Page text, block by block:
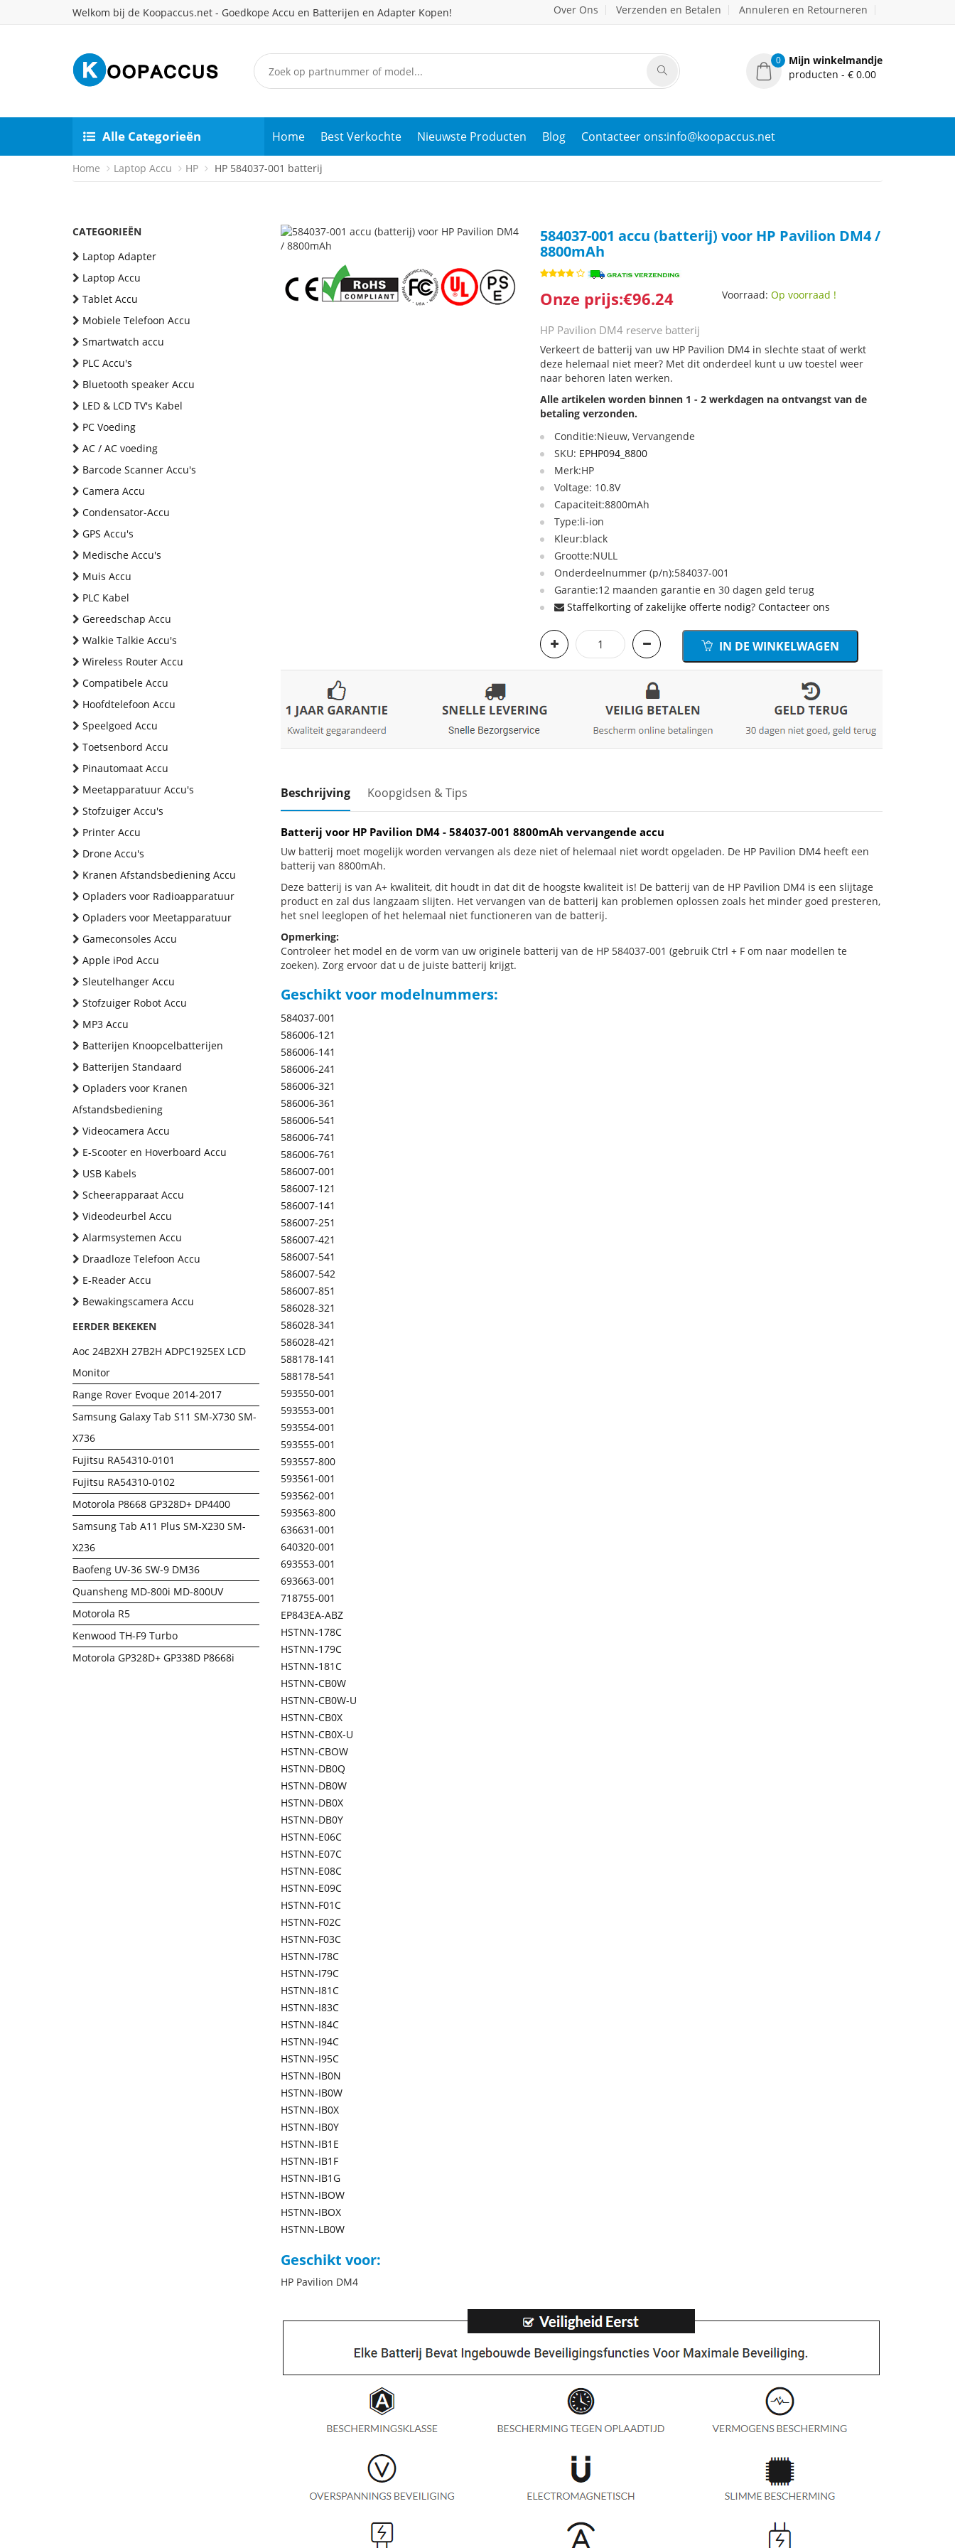
Welkom bij de Koopaccus.net - Goedkope Accu en Batterijen en Adapter Kopen! Over Ons Verzenden en Betalen Annuleren en Retourneren
0
Mijn winkelmandje
producten - € 0.00
Alle Categorieën Home Best Verkochte Nieuwste Producten Blog Contacteer ons:info@koopaccus.net
Home Laptop Accu HP HP 584037-001 batterij
CATEGORIEËN
Laptop Adapter
Laptop Accu
Tablet Accu
Mobiele Telefoon Accu
Smartwatch accu
PLC Accu's
Bluetooth speaker Accu
LED & LCD TV's Kabel
PC Voeding
AC / AC voeding
Barcode Scanner Accu's
Camera Accu
Condensator-Accu
GPS Accu's
Medische Accu's
Muis Accu
PLC Kabel
Gereedschap Accu
Walkie Talkie Accu's
Wireless Router Accu
Compatibele Accu
Hoofdtelefoon Accu
Speelgoed Accu
Toetsenbord Accu
Pinautomaat Accu
Meetapparatuur Accu's
Stofzuiger Accu's
Printer Accu
Drone Accu's
Kranen Afstandsbediening Accu
Opladers voor Radioapparatuur
Opladers voor Meetapparatuur
Gameconsoles Accu
Apple iPod Accu
Sleutelhanger Accu
Stofzuiger Robot Accu
MP3 Accu
Batterijen Knoopcelbatterijen
Batterijen Standaard
Opladers voor Kranen
Afstandsbediening
Videocamera Accu
E-Scooter en Hoverboard Accu
USB Kabels
Scheerapparaat Accu
Videodeurbel Accu
Alarmsystemen Accu
Draadloze Telefoon Accu
E-Reader Accu
Bewakingscamera Accu
EERDER BEKEKEN
Aoc 24B2XH 27B2H ADPC1925EX LCD
Monitor
Range Rover Evoque 2014-2017
Samsung Galaxy Tab S11 SM-X730 SM-
X736
Fujitsu RA54310-0101
Fujitsu RA54310-0102
Motorola P8668 GP328D+ DP4400
Samsung Tab A11 Plus SM-X230 SM-
X236
Baofeng UV-36 SW-9 DM36
Quansheng MD-800i MD-800UV
Motorola R5
Kenwood TH-F9 Turbo
Motorola GP328D+ GP338D P8668i
584037-001 accu (batterij) voor HP Pavilion DM4 /
8800mAh
Onze prijs:€96.24 Voorraad:Op voorraad !
HP Pavilion DM4 reserve batterij
Verkeert de batterij van uw HP Pavilion DM4 in slechte staat of werkt
deze helemaal niet meer? Met dit onderdeel kunt u uw toestel weer
naar behoren laten werken.
Alle artikelen worden binnen 1 - 2 werkdagen na ontvangst van de
betaling verzonden.
Conditie:Nieuw, Vervangende
SKU: EPHP094_8800
Merk:HP
Voltage: 10.8V
Capaciteit:8800mAh
Type:li-ion
Kleur:black
Grootte:NULL
Onderdeelnummer (p/n):584037-001
Garantie:12 maanden garantie en 30 dagen geld terug
Staffelkorting of zakelijke offerte nodig? Contacteer ons
IN DE WINKELWAGEN
Beschrijving Koopgidsen & Tips
Batterij voor HP Pavilion DM4 - 584037-001 8800mAh vervangende accu
Uw batterij moet mogelijk worden vervangen als deze niet of helemaal niet wordt opgeladen. De HP Pavilion DM4 heeft een
batterij van 8800mAh.
Deze batterij is van A+ kwaliteit, dit houdt in dat dit de hoogste kwaliteit is! De batterij van de HP Pavilion DM4 is een slijtage
product en zal dus langzaam slijten. Het vervangen van de batterij kan problemen oplossen zoals het minder goed presteren,
het snel leeglopen of het helemaal niet functioneren van de batterij.
Opmerking:
Controleer het model en de vorm van uw originele batterij van de HP 584037-001 (gebruik Ctrl + F om naar modellen te
zoeken). Zorg ervoor dat u de juiste batterij krijgt.
Geschikt voor modelnummers:
584037-001
586006-121
586006-141
586006-241
586006-321
586006-361
586006-541
586006-741
586006-761
586007-001
586007-121
586007-141
586007-251
586007-421
586007-541
586007-542
586007-851
586028-321
586028-341
586028-421
588178-141
588178-541
593550-001
593553-001
593554-001
593555-001
593557-800
593561-001
593562-001
593563-800
636631-001
640320-001
693553-001
693663-001
718755-001
EP843EA-ABZ
HSTNN-178C
HSTNN-179C
HSTNN-181C
HSTNN-CB0W
HSTNN-CB0W-U
HSTNN-CB0X
HSTNN-CB0X-U
HSTNN-CBOW
HSTNN-DB0Q
HSTNN-DB0W
HSTNN-DB0X
HSTNN-DB0Y
HSTNN-E06C
HSTNN-E07C
HSTNN-E08C
HSTNN-E09C
HSTNN-F01C
HSTNN-F02C
HSTNN-F03C
HSTNN-I78C
HSTNN-I79C
HSTNN-I81C
HSTNN-I83C
HSTNN-I84C
HSTNN-I94C
HSTNN-I95C
HSTNN-IB0N
HSTNN-IB0W
HSTNN-IB0X
HSTNN-IB0Y
HSTNN-IB1E
HSTNN-IB1F
HSTNN-IB1G
HSTNN-IBOW
HSTNN-IBOX
HSTNN-LB0W
Geschikt voor:
HP Pavilion DM4